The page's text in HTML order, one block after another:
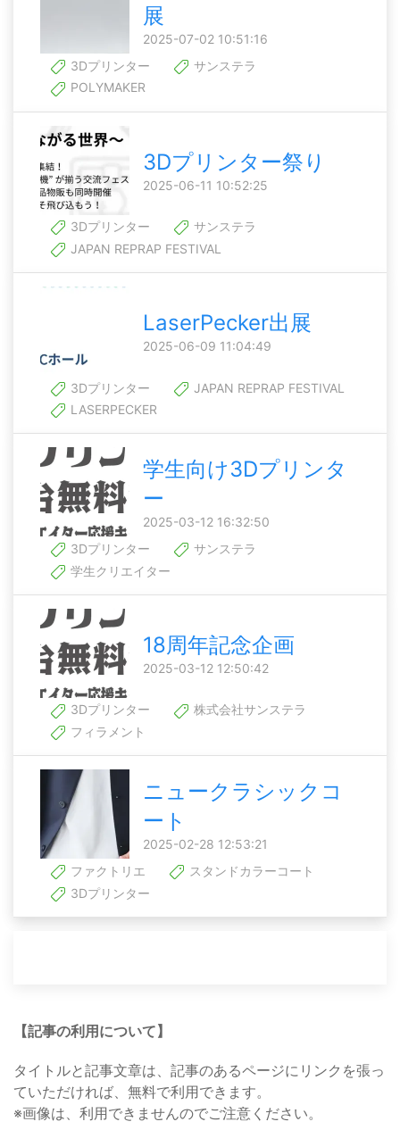
展
2025-07-02 10:51:16
3Dプリンター
サンステラ
POLYMAKER
3Dプリンター祭り
2025-06-11 10:52:25
3Dプリンター
サンステラ
JAPAN REPRAP FESTIVAL
LaserPecker出展
2025-06-09 11:04:49
3Dプリンター
JAPAN REPRAP FESTIVAL
LASERPECKER
学生向け3Dプリンタ
ー
2025-03-12 16:32:50
3Dプリンター
サンステラ
学生クリエイター
18周年記念企画
2025-03-12 12:50:42
3Dプリンター
株式会社サンステラ
フィラメント
ニュークラシックコ
ート
2025-02-28 12:53:21
ファクトリエ
スタンドカラーコート
3Dプリンター
【記事の利用について】
タイトルと記事文章は、記事のあるページにリンクを張っ
ていただければ、無料で利用できます。
※画像は、利用できませんのでご注意ください。